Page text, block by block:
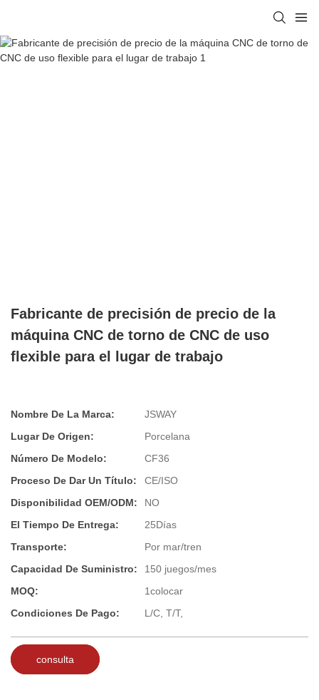
Fabricante de precisión de precio de la
máquina CNC de torno de CNC de uso
flexible para el lugar de trabajo
Nombre De La Marca:
JSWAY
Lugar De Origen:
Porcelana
Número De Modelo:
CF36
Proceso De Dar Un Título:
CE/ISO
Disponibilidad OEM/ODM:
NO
El Tiempo De Entrega:
25Días
Transporte:
Por mar/tren
Capacidad De Suministro:
150 juegos/mes
MOQ:
1colocar
Condiciones De Pago:
L/C, T/T,
consulta